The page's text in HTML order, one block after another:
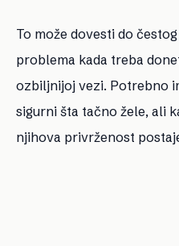
To može dovesti do
problema kada treba
ozbiljnijoj vezi. Potrebno
sigurni šta tačno žele, ali
njihova privrženost